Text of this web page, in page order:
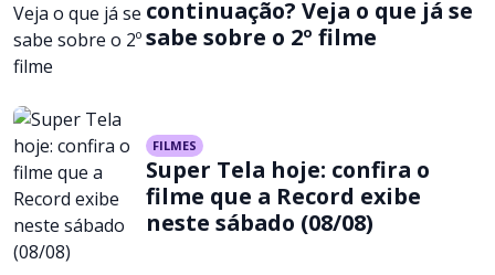
continuação? Veja o que já se
sabe sobre o 2º filme
FILMES
Super Tela hoje: confira o
filme que a Record exibe
neste sábado (08/08)